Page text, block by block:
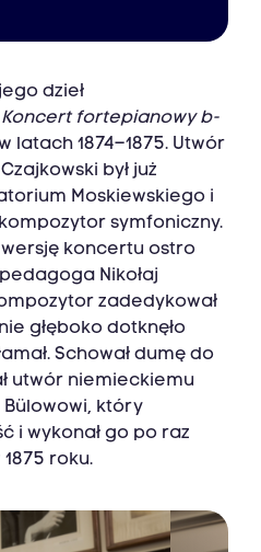
dzieł
fortepianowy b-
latach 1874–1875. Utwór
był już
Moskiewskiego i
symfoniczny.
koncertu ostro
Nikołaj
zadedykował
głęboko dotknęło
Schował dumę do
utwór niemieckiemu
Bülowowi, który
i wykonał go po raz
roku.